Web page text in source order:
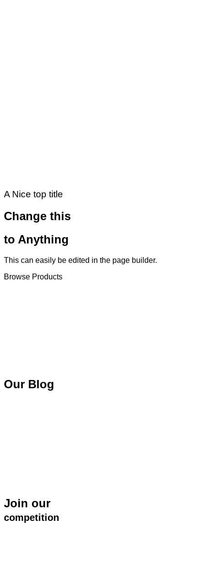
A Nice top title
Change this
to Anything
This can easily be edited in the page builder.
Browse Products
Our Blog
Join our
competition